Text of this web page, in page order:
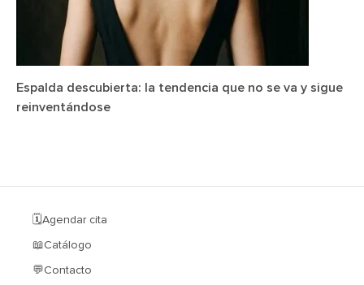
Espalda descubierta: la tendencia que no se va y sigue
reinventándose
🗓️Agendar cita
📖Catálogo
💬Contacto